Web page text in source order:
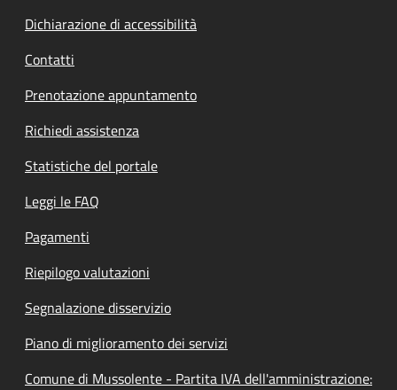
Dichiarazione di accessibilità
Contatti
Prenotazione appuntamento
Richiedi assistenza
Statistiche del portale
Leggi le FAQ
Pagamenti
Riepilogo valutazioni
Segnalazione disservizio
Piano di miglioramento dei servizi
Comune di Mussolente - Partita IVA dell'amministrazione: